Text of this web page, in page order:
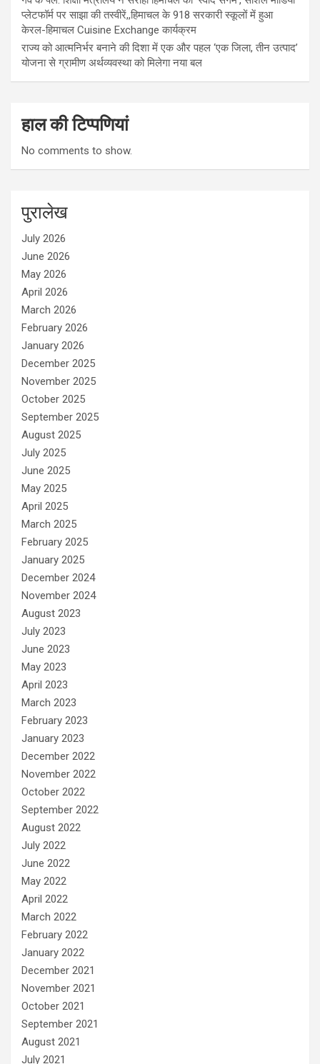
प्लेटफॉर्म पर साझा की तस्वीरें,,हिमाचल के 918 सरकारी स्कूलों में हुआ
केरल-हिमाचल Cuisine Exchange कार्यक्रम
राज्य को आत्मनिर्भर बनाने की दिशा में एक और पहल ‘एक जिला, तीन उत्पाद’
योजना से ग्रामीण अर्थव्यवस्था को मिलेगा नया बल
हाल की टिप्पणियां
No comments to show.
पुरालेख
July 2026
June 2026
May 2026
April 2026
March 2026
February 2026
January 2026
December 2025
November 2025
October 2025
September 2025
August 2025
July 2025
June 2025
May 2025
April 2025
March 2025
February 2025
January 2025
December 2024
November 2024
August 2023
July 2023
June 2023
May 2023
April 2023
March 2023
February 2023
January 2023
December 2022
November 2022
October 2022
September 2022
August 2022
July 2022
June 2022
May 2022
April 2022
March 2022
February 2022
January 2022
December 2021
November 2021
October 2021
September 2021
August 2021
July 2021